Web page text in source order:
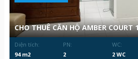
CHO THUÊ CĂN HỘ AMBER COURT
Diện tích:
94 m2
PN:
2
WC:
2 WC